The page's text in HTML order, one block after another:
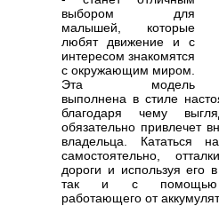
выбором для
малышей, которые
любят движение и с
интересом знакомятся
с окружающим миром.
Эта модель
выполнена в стиле
благодаря чему
обязательно привлечет
владельца. Кататься
самостоятельно,
дороги и используя его в
так и с помощью
работающего от